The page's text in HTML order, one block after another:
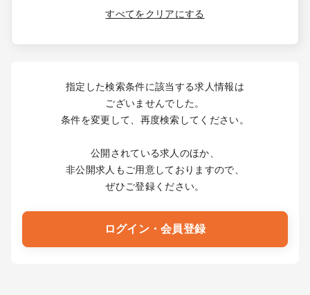
受付時間 9:00 ～ 18:00（平日）
クリニック開業
すべてをクリアにする
指定した検索条件に該当する求人情報は
ございませんでした。
条件を変更して、再度検索してください。
公開されている求人のほか、
非公開求人もご用意しておりますので、
ぜひご登録ください。
ログイン・会員登録